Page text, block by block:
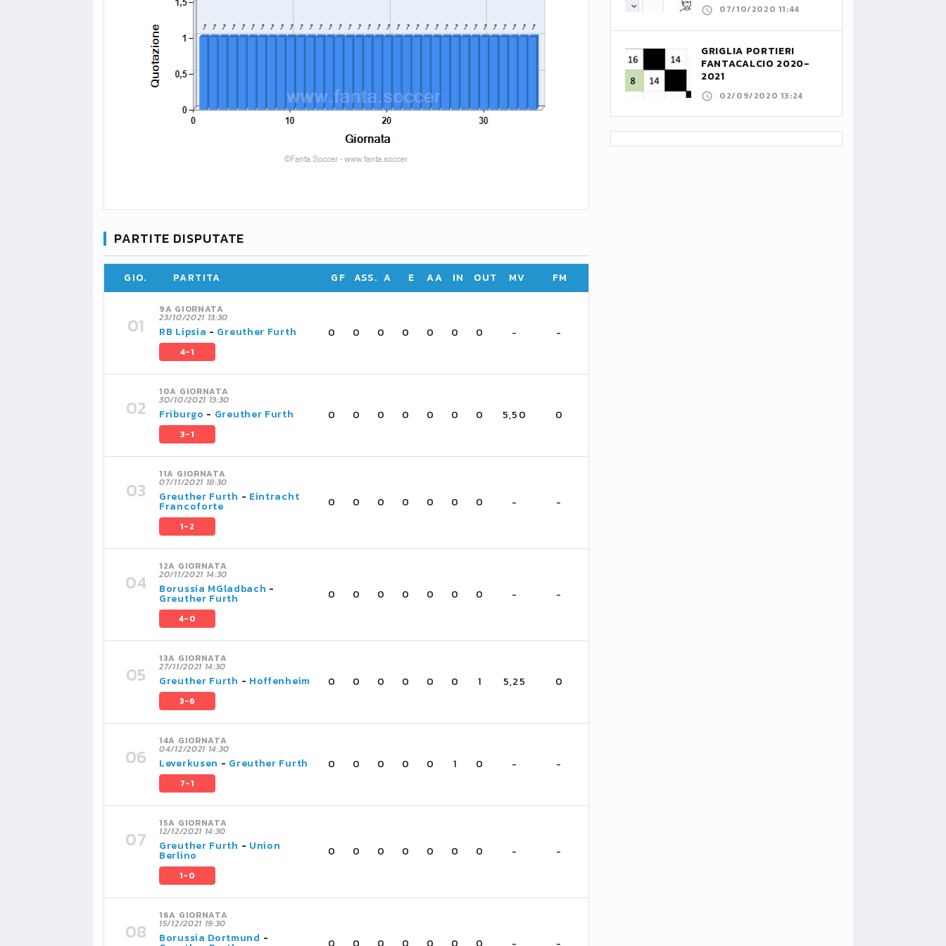
PARTITE DISPUTATE
GIO. PARTITA GF ASS. A E AA IN OUT MV FM
9A GIORNATA
23/10/2021 13:30
RB Lipsia - Greuther Furth
4-1
0 0 0 0 0 0 0 - -
10A GIORNATA
30/10/2021 13:30
Friburgo - Greuther Furth
3-1
0 0 0 0 0 0 0 5,50 0
11A GIORNATA
07/11/2021 18:30
Greuther Furth - Eintracht
Francoforte
1-2
0 0 0 0 0 0 0 - -
12A GIORNATA
20/11/2021 14:30
Borussia MGladbach -
Greuther Furth
4-0
0 0 0 0 0 0 0 - -
13A GIORNATA
27/11/2021 14:30
Greuther Furth - Hoffenheim
3-6
0 0 0 0 0 0 1 5,25 0
14A GIORNATA
04/12/2021 14:30
Leverkusen - Greuther Furth
7-1
0 0 0 0 0 1 0 - -
15A GIORNATA
12/12/2021 14:30
Greuther Furth - Union
Berlino
1-0
0 0 0 0 0 0 0 - -
16A GIORNATA
15/12/2021 19:30
Borussia Dortmund -
07/10/2020 11:44
GRIGLIA PORTIERI
FANTACALCIO 2020-
2021
02/09/2020 13:24